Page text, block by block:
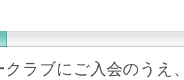
ラブにご入会のうえ